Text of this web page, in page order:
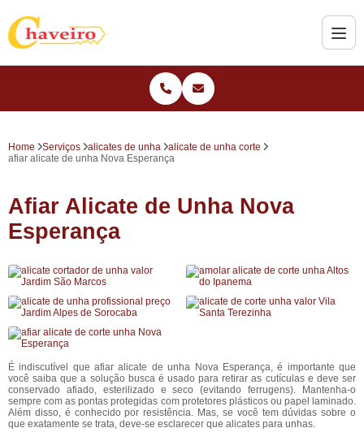
Home Serviços alicates de unha
alicate de unha corte
afiar alicate de unha Nova Esperança
Afiar Alicate de Unha Nova
Esperança
É indiscutível que afiar alicate de unha Nova Esperança, é importante que
você saiba que a solução busca é usado para retirar as cutículas e deve ser
conservado afiado, esterilizado e seco (evitando ferrugens). Mantenha-o
sempre com as pontas protegidas com protetores plásticos ou papel laminado.
Além disso, é conhecido por resistência. Mas, se você tem dúvidas sobre o
que exatamente se trata, deve-se esclarecer que alicates para unhas.